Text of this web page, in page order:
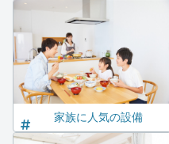
家族に人気の設備